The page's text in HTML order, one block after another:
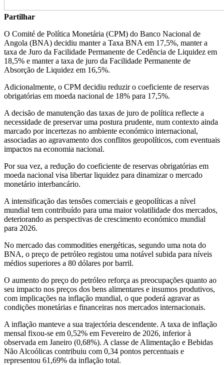
Partilhar
O Comité de Política Monetária (CPM) do Banco Nacional de
Angola (BNA) decidiu manter a Taxa BNA em 17,5%, manter a
taxa de Juro da Facilidade Permanente de Cedência de Liquidez em
18,5% e manter a taxa de juro da Facilidade Permanente de
Absorção de Liquidez em 16,5%.
Adicionalmente, o CPM decidiu reduzir o coeficiente de reservas
obrigatórias em moeda nacional de 18% para 17,5%.
A decisão de manutenção das taxas de juro de política reflecte a
necessidade de preservar uma postura prudente, num contexto ainda
marcado por incertezas no ambiente económico internacional,
associadas ao agravamento dos conflitos geopolíticos, com eventuais
impactos na economia nacional.
Por sua vez, a redução do coeficiente de reservas obrigatórias em
moeda nacional visa libertar liquidez para dinamizar o mercado
monetário interbancário.
A intensificação das tensões comerciais e geopolíticas a nível
mundial tem contribuído para uma maior volatilidade dos mercados,
deteriorando as perspectivas de crescimento económico mundial
para 2026.
No mercado das commodities energéticas, segundo uma nota do
BNA, o preço de petróleo registou uma notável subida para níveis
médios superiores a 80 dólares por barril.
O aumento do preço do petróleo reforça as preocupações quanto ao
seu impacto nos preços dos bens alimentares e insumos produtivos,
com implicações na inflação mundial, o que poderá agravar as
condições monetárias e financeiras nos mercados internacionais.
A inflação manteve a sua trajectória descendente. A taxa de inflação
mensal fixou-se em 0,52% em Fevereiro de 2026, inferior à
observada em Janeiro (0,68%). A classe de Alimentação e Bebidas
Não Alcoólicas contribuiu com 0,34 pontos percentuais e
representou 61,69% da inflação total.